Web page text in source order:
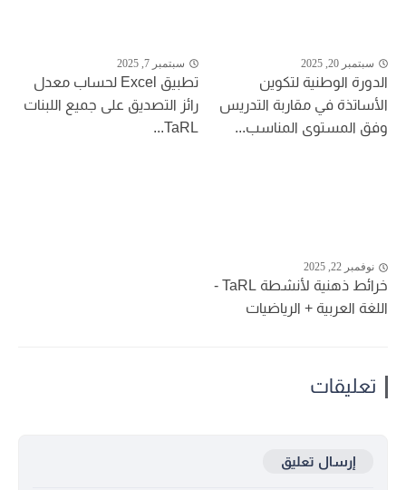
سبتمبر 20, 2025
الدورة الوطنية لتكوين
الأساتذة في مقاربة التدريس
وفق المستوى المناسب...
سبتمبر 7, 2025
تطبيق Excel لحساب معدل
رائز التصديق على جميع اللبنات
TaRL...
نوفمبر 22, 2025
خرائط ذهنية لأنشطة TaRL -
اللغة العربية + الرياضيات
تعليقات
إرسال تعليق